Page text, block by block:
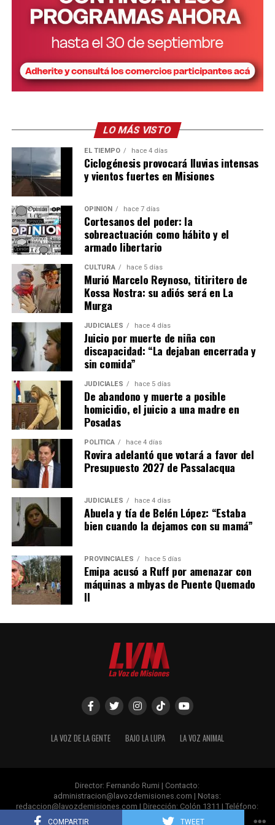
COMPARTIR TWEET
a 12 años: 68 horas.
A su vez, las horas de cuidado se valorizan tomando la
remuneración de la categoría “Asistencia y cuidado de
personas” del Régimen Especial de Contrato de Trabajo
para el Personal de Casas Particulares.
LO MÁS VISTO
EL TIEMPO hace 4 días
Ciclogénesis provocará lluvias intensas
y vientos fuertes en Misiones
OPINIÓN hace 7 días
Cortesanos del poder: la
sobreactuación como hábito y el
armado libertario
CULTURA hace 5 días
Murió Marcelo Reynoso, titiritero de
Kossa Nostra: su adiós será en La
Murga
JUDICIALES hace 4 días
Juicio por muerte de niña con
discapacidad: “La dejaban encerrada y
sin comida”
JUDICIALES hace 5 días
De abandono y muerte a posible
homicidio, el juicio a una madre en
Posadas
POLÍTICA hace 4 días
Rovira adelantó que votará a favor del
Presupuesto 2027 de Passalacqua
JUDICIALES hace 4 días
Abuela y tía de Belén López: “Estaba
bien cuando la dejamos con su mamá”
PROVINCIALES hace 5 días
Emipa acusó a Ruff por amenazar con
máquinas a mbyas de Puente Quemado
II
LA VOZ DE LA GENTE BAJO LA LUPA LA VOZ ANIMAL
Director: Fernando Rumi | Contacto:
administracion@lavozdemisiones.com | Notas:
redaccion@lavozdemisiones.com | Dirección: Colón 1311 | Teléfono:
+54 376 4 809060 | Posadas- Misiones.